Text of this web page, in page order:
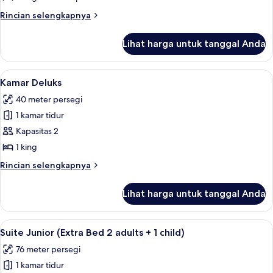
child)
Rincian selengkapnya
Rincian
Suite
Junior
Lihat harga untuk tanggal Anda
Lihat
semua
foto
untuk
Kamar
Deluks
Seprai antialergi, minibar, brankas,
4
Kamar Deluks
40 meter persegi
1 kamar tidur
Kapasitas 2
1 king
Rincian selengkapnya
Rincian
Kamar
Deluks
Lihat harga untuk tanggal Anda
Lihat
semua
foto
untuk
4
Suite Junior (Extra Bed 2 adults + 1 child)
76 meter persegi
1 kamar tidur